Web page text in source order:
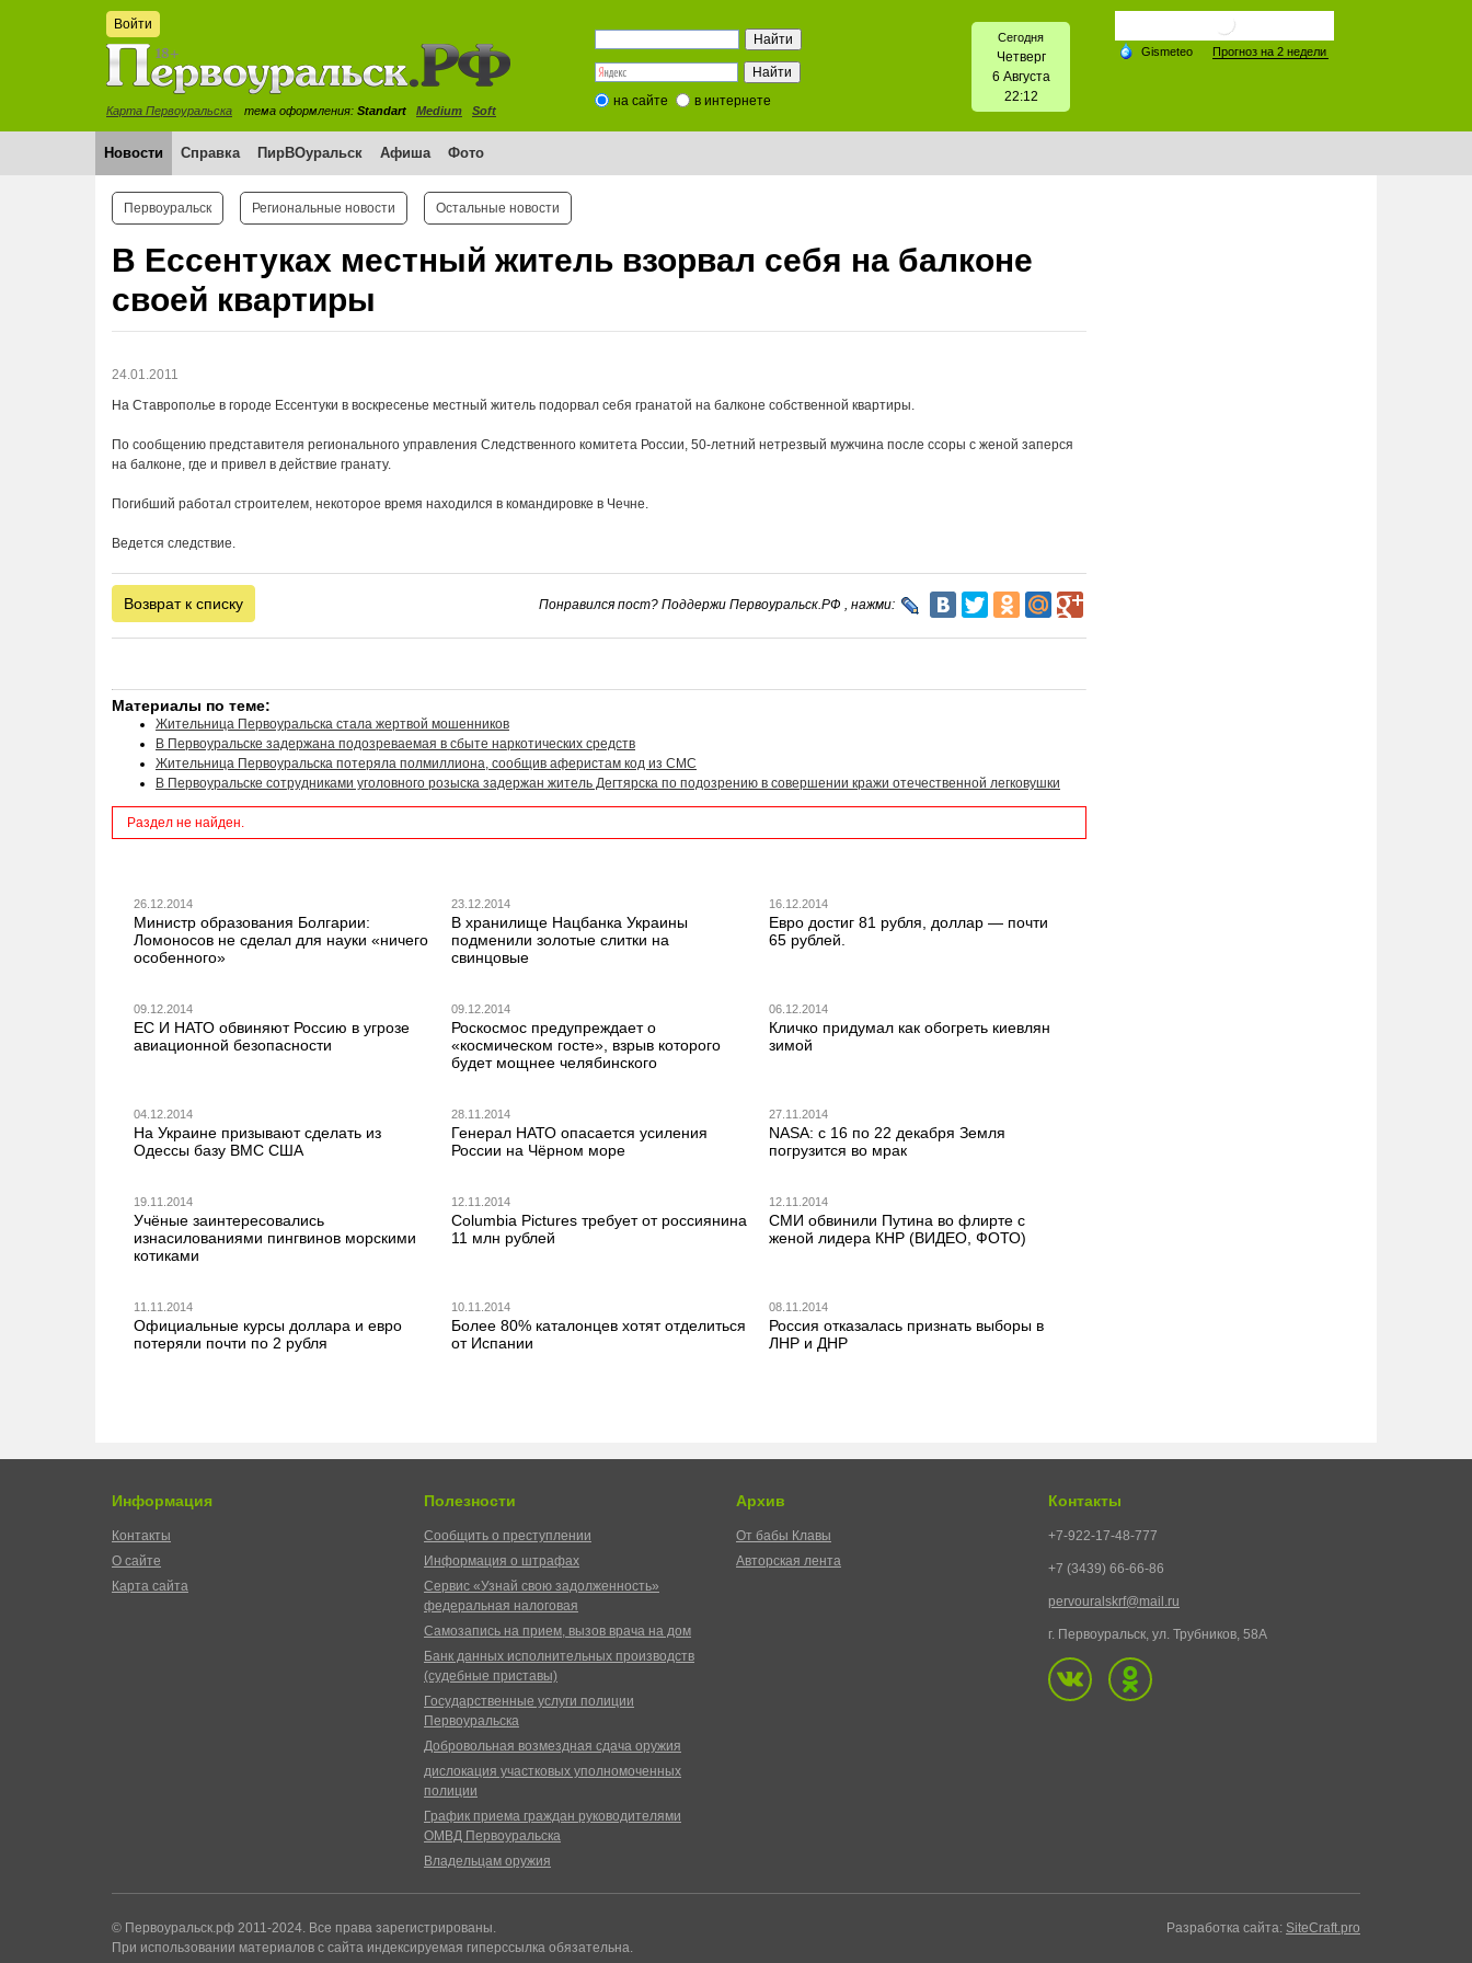
Войти
Карта Первоуральска тема оформления: Standart Medium Soft
на сайте в интернете
Сегодня
Четверг
6 Августа
22:12
Новости Справка ПирВОуральск Афиша Фото
Первоуральск Региональные новости Остальные новости
В Ессентуках местный житель взорвал себя на балконе
своей квартиры
24.01.2011
На Ставрополье в городе Ессентуки в воскресенье местный житель подорвал себя гранатой на балконе собственной квартиры.
По сообщению представителя регионального управления Следственного комитета России, 50-летний нетрезвый мужчина после ссоры с женой заперся
на балконе, где и привел в действие гранату.
Погибший работал строителем, некоторое время находился в командировке в Чечне.
Ведется следствие.
Возврат к списку Понравился пост? Поддержи Первоуральск.РФ , нажми:
Материалы по теме:
Жительница Первоуральска стала жертвой мошенников
В Первоуральске задержана подозреваемая в сбыте наркотических средств
Жительница Первоуральска потеряла полмиллиона, сообщив аферистам код из СМС
В Первоуральске сотрудниками уголовного розыска задержан житель Дегтярска по подозрению в совершении кражи отечественной легковушки
Раздел не найден.
26.12.2014
Министр образования Болгарии:
Ломоносов не сделал для науки «ничего
особенного»
23.12.2014
В хранилище Нацбанка Украины
подменили золотые слитки на
свинцовые
16.12.2014
Евро достиг 81 рубля, доллар — почти
65 рублей.
09.12.2014
ЕС И НАТО обвиняют Россию в угрозе
авиационной безопасности
09.12.2014
Роскосмос предупреждает о
«космическом госте», взрыв которого
будет мощнее челябинского
06.12.2014
Кличко придумал как обогреть киевлян
зимой
04.12.2014
На Украине призывают сделать из
Одессы базу ВМС США
28.11.2014
Генерал НАТО опасается усиления
России на Чёрном море
27.11.2014
NASA: с 16 по 22 декабря Земля
погрузится во мрак
19.11.2014
Учёные заинтересовались
изнасилованиями пингвинов морскими
котиками
12.11.2014
Columbia Pictures требует от россиянина
11 млн рублей
12.11.2014
СМИ обвинили Путина во флирте с
женой лидера КНР (ВИДЕО, ФОТО)
11.11.2014
Официальные курсы доллара и евро
потеряли почти по 2 рубля
10.11.2014
Более 80% каталонцев хотят отделиться
от Испании
08.11.2014
Россия отказалась признать выборы в
ЛНР и ДНР
Информация
Контакты
О сайте
Карта сайта
Полезности
Сообщить о преступлении
Информация о штрафах
Сервис «Узнай свою задолженность»
федеральная налоговая
Самозапись на прием, вызов врача на дом
Банк данных исполнительных производств
(судебные приставы)
Государственные услуги полиции
Первоуральска
Добровольная возмездная сдача оружия
дислокация участковых уполномоченных
полиции
График приема граждан руководителями
ОМВД Первоуральска
Владельцам оружия
Архив
От бабы Клавы
Авторская лента
Контакты
+7-922-17-48-777
+7 (3439) 66-66-86
pervouralskrf@mail.ru
г. Первоуральск, ул. Трубников, 58А
© Первоуральск.рф 2011-2024. Все права зарегистрированы.
При использовании материалов с сайта индексируемая гиперссылка обязательна.
Разработка сайта: SiteCraft.pro